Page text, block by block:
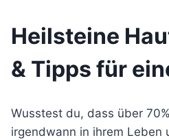
Heilsteine
& Tipps für
Wusstest du, dass über
irgendwann in ihrem Leben